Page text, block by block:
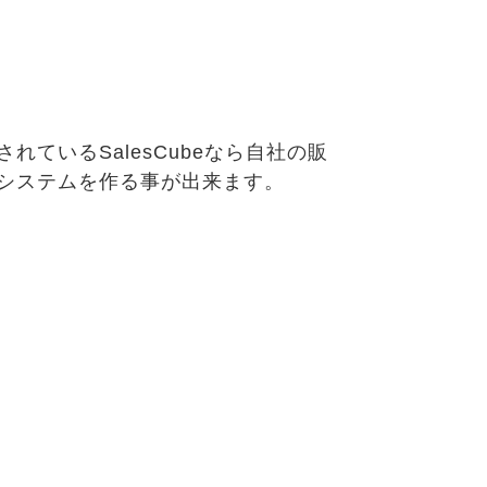
れているSalesCubeなら自社の販
テムを作る事が出来ます。